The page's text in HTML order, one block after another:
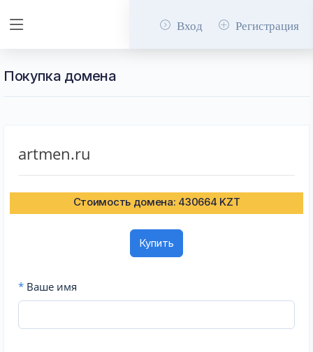
Вход Регистрация
Покупка домена
artmen.ru
Стоимость домена: 430664 KZT
Купить
* Ваше имя